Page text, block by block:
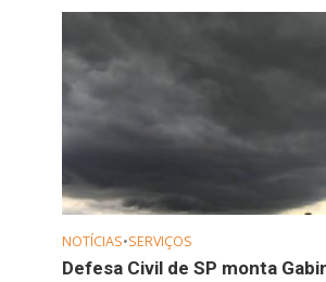
NOTÍCIAS•SERVIÇOS
Defesa Civil de SP monta